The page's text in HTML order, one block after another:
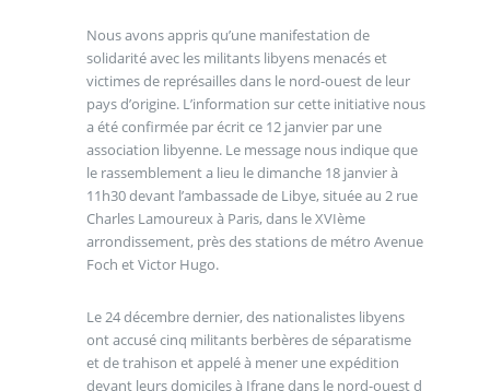
Nous avons appris qu’une manifestation de
solidarité avec les militants libyens menacés et
victimes de représailles dans le nord-ouest de leur
pays d’origine. L’information sur cette initiative nous
a été confirmée par écrit ce 12 janvier par une
association libyenne. Le message nous indique que
le rassemblement a lieu le dimanche 18 janvier à
11h30 devant l’ambassade de Libye, située au 2 rue
Charles Lamoureux à Paris, dans le XVIème
arrondissement, près des stations de métro Avenue
Foch et Victor Hugo.
Le 24 décembre dernier, des nationalistes libyens
ont accusé cinq militants berbères de séparatisme
et de trahison et appelé à mener une expédition
devant leurs domiciles à Ifrane dans le nord-ouest d